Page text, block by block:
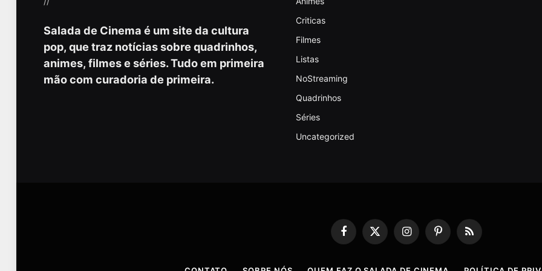
Salada de Cinema é um site da cultura
pop, que traz notícias sobre quadrinhos,
animes, filmes e séries. Tudo em primeira
mão com curadoria de primeira.
Criticas
Filmes
Listas
NoStreaming
Quadrinhos
Séries
Uncategorized
Facebook
X
(Twitter)
InstagramPinterestRSS